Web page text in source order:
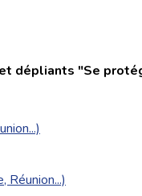
dépliants "Se